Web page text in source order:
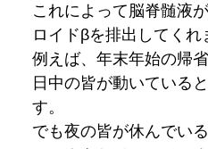
これによって脳脊髄液
ロイドβを排出してくれ
例えば、年末年始の帰
日中の皆が動いている
す。
でも夜の皆が休んでい